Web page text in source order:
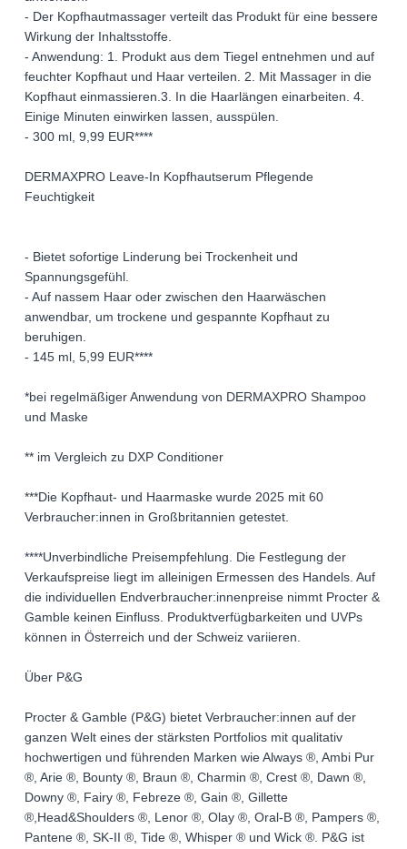
- Der Kopfhautmassager verteilt das Produkt für eine bessere
Wirkung der Inhaltsstoffe.
- Anwendung: 1. Produkt aus dem Tiegel entnehmen und auf
feuchter Kopfhaut und Haar verteilen. 2. Mit Massager in die
Kopfhaut einmassieren.3. In die Haarlängen einarbeiten. 4.
Einige Minuten einwirken lassen, ausspülen.
- 300 ml, 9,99 EUR****
DERMAXPRO Leave-In Kopfhautserum Pflegende
Feuchtigkeit
- Bietet sofortige Linderung bei Trockenheit und
Spannungsgefühl.
- Auf nassem Haar oder zwischen den Haarwäschen
anwendbar, um trockene und gespannte Kopfhaut zu
beruhigen.
- 145 ml, 5,99 EUR****
*bei regelmäßiger Anwendung von DERMAXPRO Shampoo
und Maske
** im Vergleich zu DXP Conditioner
***Die Kopfhaut- und Haarmaske wurde 2025 mit 60
Verbraucher:innen in Großbritannien getestet.
****Unverbindliche Preisempfehlung. Die Festlegung der
Verkaufspreise liegt im alleinigen Ermessen des Handels. Auf
die individuellen Endverbraucher:innenpreise nimmt Procter &
Gamble keinen Einfluss. Produktverfügbarkeiten und UVPs
können in Österreich und der Schweiz variieren.
Über P&G
Procter & Gamble (P&G) bietet Verbraucher:innen auf der
ganzen Welt eines der stärksten Portfolios mit qualitativ
hochwertigen und führenden Marken wie Always ®, Ambi Pur
®, Arie ®, Bounty ®, Braun ®, Charmin ®, Crest ®, Dawn ®,
Downy ®, Fairy ®, Febreze ®, Gain ®, Gillette
®,Head&Shoulders ®, Lenor ®, Olay ®, Oral-B ®, Pampers ®,
Pantene ®, SK-II ®, Tide ®, Whisper ® und Wick ®. P&G ist